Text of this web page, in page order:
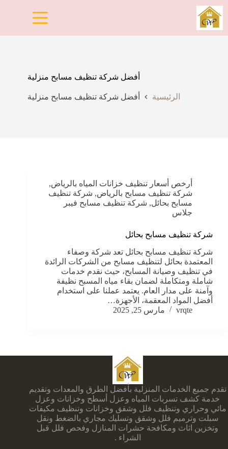
التجاوز
إلى
المحتوى
أفضل شركة تنظيف مسابح منزلية
الرئيسية أفضل شركة تنظيف مسابح منزلية
أرخص أسعار تنظيف خزانات المياه بالرياض,
شركة تنظيف مسابح بالرياض, شركة تنظيف
مسابح بحائل, شركة تنظيف مسابح فيبر
جلاس
شركة تنظيف مسابح بحائل
شركة تنظيف مسابح بحائل تعد شركة وصفاء
المعتمدة بحائل لتنظيف مسابح من الشركات الرائدة
في تنظيف وصيانة المسابح، حيث نقدم خدمات
شاملة ومتكاملة لضمان بقاء مياه المسبح نظيفة
وآمنة على مدار العام. يعتمد عملنا على استخدام
أفضل المواد المعقمة، الأجهزة…
vrqte
مارس 25, 2025
تقدم جميع الخدمات المنزلية بأفضل الطرق والمعدات وتقديم
خدمة كشف تسربات المياه وعزل أسطح وخزانات وعزل
مائي وحراري وتنظيف فلل وشقق وخزانات وتنظيف مكيفات
سبلت وترميم فلل وشقق وتسليك مجاري بالضغط ونقل
وتخزين اثاث ومكافحة حشرات المنازل وفحص فلل قبل
الشراء .